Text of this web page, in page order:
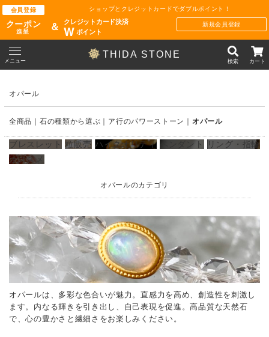
会員登録
クーポン
進呈
ショップとクレジットカードでダブルポイント !
＆
クレジットカード決済
Wポイント
新規会員登録
THIDA STONE
メニュー 検索 カート
オパール
全商品 石の種類から選ぶ ア行のパワーストーン オパール
ブレスレット 粒販売 ハイクオリティ ペンダント
リング・指輪
オススメ
オパールのカテゴリ
オパールは、多彩な色合いが魅力。直感力を高め、創造性を刺激し
ます。内なる輝きを引き出し、自己表現を促進。高品質な天然石
で、心の豊かさと繊細さをお楽しみください。